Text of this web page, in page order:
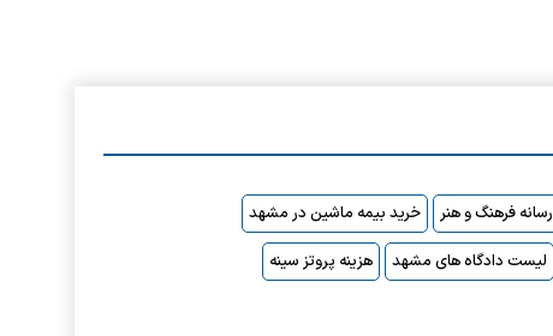
رسانه فرهنگ و هنر
خرید بیمه ماشین در مشهد
لیست دادگاه های مشهد هزینه پروتز سینه